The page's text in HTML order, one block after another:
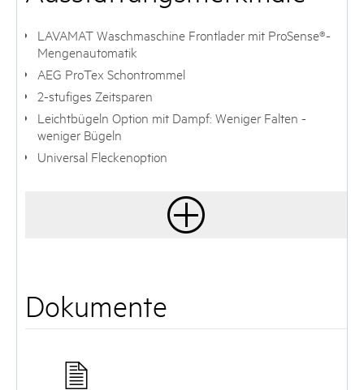
LAVAMAT Waschmaschine Frontlader mit ProSense®-
Mengenautomatik
AEG ProTex Schontrommel
2-stufiges Zeitsparen
Leichtbügeln Option mit Dampf: Weniger Falten -
weniger Bügeln
Universal Fleckenoption
Dokumente